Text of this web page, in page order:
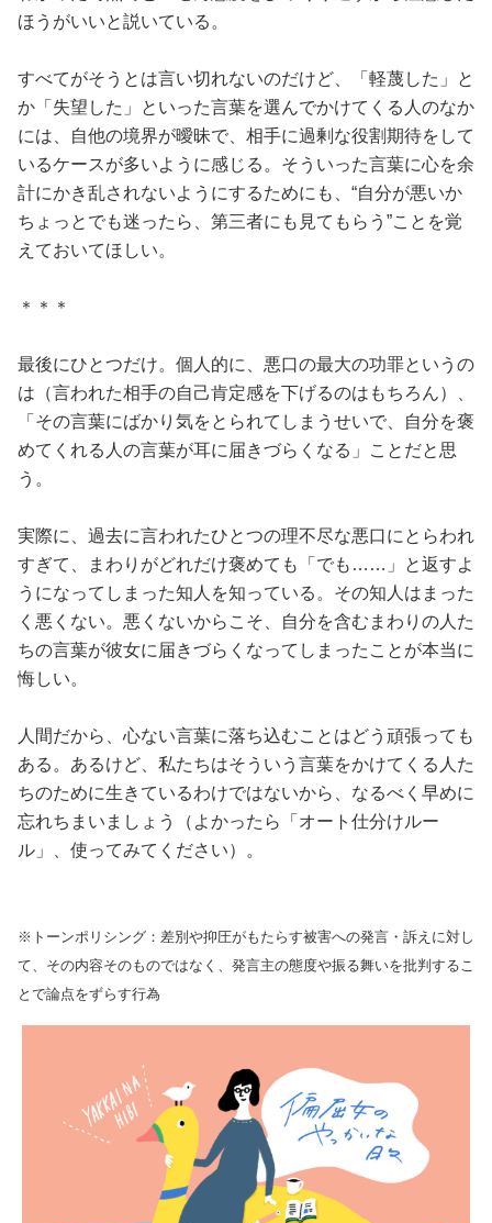
ほうがいいと説いている。
すべてがそうとは言い切れないのだけど、「軽蔑した」と
か「失望した」といった言葉を選んでかけてくる人のなか
には、自他の境界が曖昧で、相手に過剰な役割期待をして
いるケースが多いように感じる。そういった言葉に心を余
計にかき乱されないようにするためにも、“自分が悪いか
ちょっとでも迷ったら、第三者にも見てもらう”ことを覚
えておいてほしい。
＊＊＊
最後にひとつだけ。個人的に、悪口の最大の功罪というの
は（言われた相手の自己肯定感を下げるのはもちろん）、
「その言葉にばかり気をとられてしまうせいで、自分を褒
めてくれる人の言葉が耳に届きづらくなる」ことだと思
う。
実際に、過去に言われたひとつの理不尽な悪口にとらわれ
すぎて、まわりがどれだけ褒めても「でも……」と返すよ
うになってしまった知人を知っている。その知人はまった
く悪くない。悪くないからこそ、自分を含むまわりの人た
ちの言葉が彼女に届きづらくなってしまったことが本当に
悔しい。
人間だから、心ない言葉に落ち込むことはどう頑張っても
ある。あるけど、私たちはそういう言葉をかけてくる人た
ちのために生きているわけではないから、なるべく早めに
忘れちまいましょう（よかったら「オート仕分けルー
ル」、使ってみてください）。
※トーンポリシング：差別や抑圧がもたらす被害への発言・訴えに対し
て、その内容そのものではなく、発言主の態度や振る舞いを批判するこ
とで論点をずらす行為